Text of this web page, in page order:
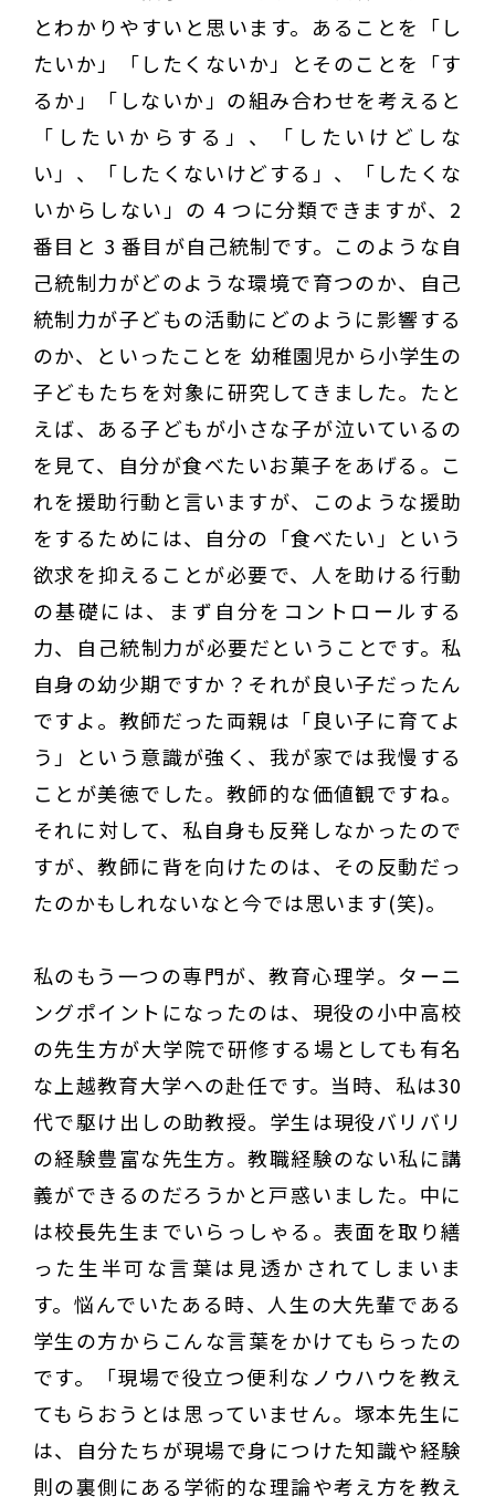
とわかりやすいと思います。あることを「し
たいか」「したくないか」とそのことを「す
るか」「しないか」の組み合わせを考えると
「したいからする」、「したいけどしな
い」、「したくないけどする」、「したくな
いからしない」の 4 つに分類できますが、2
番目と 3 番目が自己統制です。このような自
己統制力がどのような環境で育つのか、自己
統制力が子どもの活動にどのように影響する
のか、といったことを 幼稚園児から小学生の
子どもたちを対象に研究してきました。たと
えば、ある子どもが小さな子が泣いているの
を見て、自分が食べたいお菓子をあげる。こ
れを援助行動と言いますが、このような援助
をするためには、自分の「食べたい」という
欲求を抑えることが必要で、人を助ける行動
の基礎には、まず自分をコントロールする
力、自己統制力が必要だということです。私
自身の幼少期ですか？それが良い子だったん
ですよ。教師だった両親は「良い子に育てよ
う」という意識が強く、我が家では我慢する
ことが美徳でした。教師的な価値観ですね。
それに対して、私自身も反発しなかったので
すが、教師に背を向けたのは、その反動だっ
たのかもしれないなと今では思います(笑)。
私のもう一つの専門が、教育心理学。ターニ
ングポイントになったのは、現役の小中高校
の先生方が大学院で研修する場としても有名
な上越教育大学への赴任です。当時、私は30
代で駆け出しの助教授。学生は現役バリバリ
の経験豊富な先生方。教職経験のない私に講
義ができるのだろうかと戸惑いました。中に
は校長先生までいらっしゃる。表面を取り繕
った生半可な言葉は見透かされてしまいま
す。悩んでいたある時、人生の大先輩である
学生の方からこんな言葉をかけてもらったの
です。「現場で役立つ便利なノウハウを教え
てもらおうとは思っていません。塚本先生に
は、自分たちが現場で身につけた知識や経験
則の裏側にある学術的な理論や考え方を教え